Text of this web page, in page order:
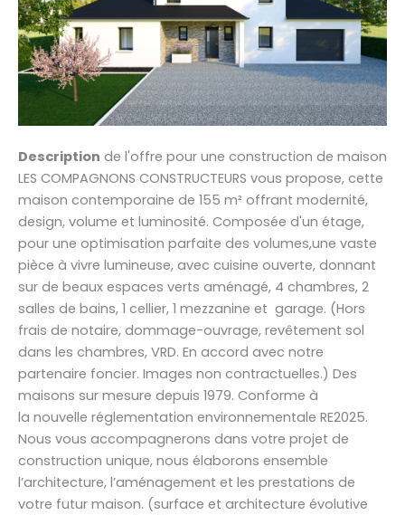
Description de l'offre pour une construction de maison
LES COMPAGNONS CONSTRUCTEURS vous propose, cette
maison contemporaine de 155 m² offrant modernité,
design, volume et luminosité. Composée d'un étage,
pour une optimisation parfaite des volumes,une vaste
pièce à vivre lumineuse, avec cuisine ouverte, donnant
sur de beaux espaces verts aménagé, 4 chambres, 2
salles de bains, 1 cellier, 1 mezzanine et garage. (Hors
frais de notaire, dommage-ouvrage, revêtement sol
dans les chambres, VRD. En accord avec notre
partenaire foncier. Images non contractuelles.) Des
maisons sur mesure depuis 1979. Conforme à
la nouvelle réglementation environnementale RE2025.
Nous vous accompagnerons dans votre projet de
construction unique, nous élaborons ensemble
l’architecture, l’aménagement et les prestations de
votre futur maison. (surface et architecture évolutive